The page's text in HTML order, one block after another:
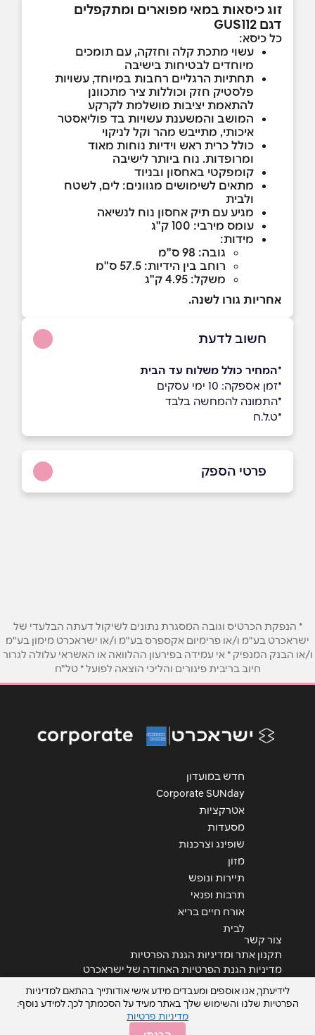
זוג כיסאות במאי מפוארים ומתקפלים
דגם GUS112
כל כיסא:
עשוי מתכת קלה וחזקה, עם תומכים
מיוחדים לבטיחות בישיבה
תחתיות הרגליים רחבות במיוחד, עשויות
פלסטיק חזק וכוללות ציר מתכוונן
להתאמת יציבות מושלמת לקרקע
המושב והמשענת עשויות בד פוליאסטר
איכותי, מתייבש מהר וקל לניקוי
כולל כרית ראש וידיות נוחות מאוד
ומרופדות. נוח ביותר לישיבה
קומפקטי באחסון ובניוד
מתאים לשימושים מגוונים: לים, לשטח
ולבית
מגיע עם תיק אחסון נוח לנשיאה
עומס מירבי: 100 ק"ג
מידות:
גובה: 98 ס"מ
רוחב בין הידיות: 57.5 ס"מ
משקל: 4.95 ק"ג
אחריות גורו לשנה.
חשוב לדעת
*המחיר כולל משלוח עד הבית
*זמן אספקה: 10 ימי עסקים
*התמונה להמחשה בלבד
*ט.ל.ח
פרטי הספק
אימייל
אנא חזרו אלי בקשר ל...
* הנפקת הכרטיס וגובה המסגרת נתונים לשיקול דעתה הבלעדי של
ישראכרט בע"מ ו/או פרימיום אקספרס בע"מ ו/או ישראכרט מימון בע"מ
ו/או הבנק המנפיק * אי עמידה בפירעון ההלוואה או האשראי עלולה לגרור
חיוב בריבית פיגורים והליכי הוצאה לפועל * טל"ח
חדש במועדון
Corporate SUNday
אטרקציות
מסעדות
שופינג וצרכנות
מזון
תיירות ונופש
תרבות ופנאי
אורח חיים בריא
לבית
צור קשר
תקנון אתר ומדיניות הגנת הפרטיות
מדיניות הגנת הפרטיות האחודה של ישראכרט
הצהרת נגישות
לידיעתך, אנו אוספים ומעבדים מידע אישי אודותייך בהתאם למדיניות
הפרטיות שלנו והשימוש שלך באתר מעיד על הסכמתך לכך. למידע נוסף:
מדיניות פרטיות